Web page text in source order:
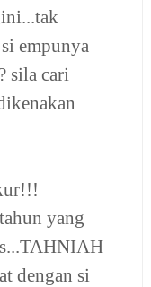
empunya
sila cari
yang
dengan si